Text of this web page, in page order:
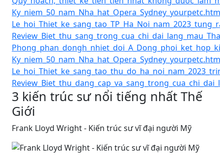
3 kiến trúc sư nổi tiếng nhất Thế
Giới
Frank Lloyd Wright - Kiến trúc sư vĩ đại người Mỹ